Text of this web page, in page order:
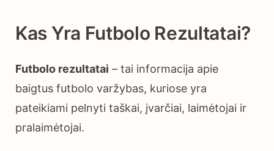
Kas Yra Futbolo Rezultatai?
Futbolo rezultatai – tai informacija apie
baigtus futbolo varžybas, kuriose yra
pateikiami pelnyti taškai, įvarčiai, laimėtojai ir
pralaimėtojai.